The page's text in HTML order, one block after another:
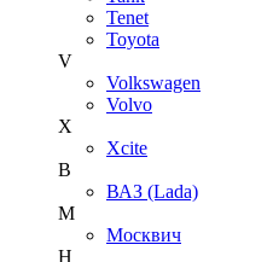
Tenet
Toyota
V
Volkswagen
Volvo
X
Xcite
В
ВАЗ (Lada)
М
Москвич
Н